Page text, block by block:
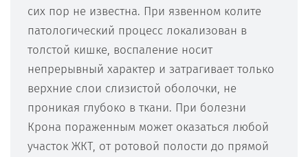
сих пор не известна. При язвенном колите
патологический процесс локализован в
толстой кишке, воспаление носит
непрерывный характер и затрагивает только
верхние слои слизистой оболочки, не
проникая глубоко в ткани. При болезни
Крона пораженным может оказаться любой
участок ЖКТ, от ротовой полости до прямой